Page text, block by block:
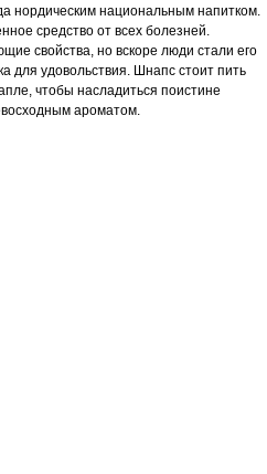
нордическим национальным напитком.
средство от всех болезней.
свойства, но вскоре люди стали его
для удовольствия. Шнапс стоит пить
чтобы насладиться поистине
ароматом.